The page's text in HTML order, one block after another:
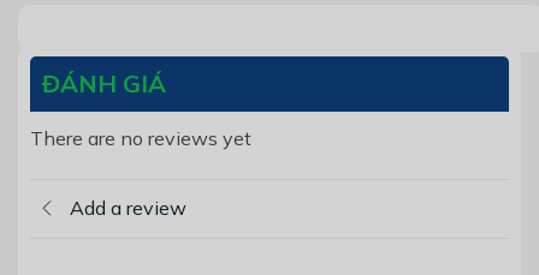
ĐÁNH GIÁ
There are no reviews yet
Add a review